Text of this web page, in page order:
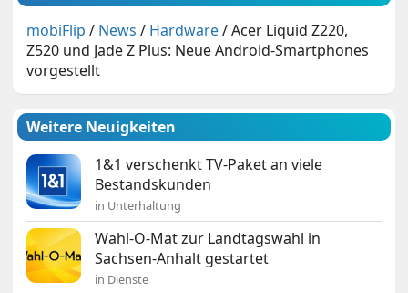
mobiFlip / News / Hardware/Acer Liquid Z220,
Z520 und Jade Z Plus: Neue Android-Smartphones
vorgestellt
Weitere Neuigkeiten
1&1 verschenkt TV-Paket an viele
Bestandskunden
in Unterhaltung
Wahl-O-Mat zur Landtagswahl in
Sachsen-Anhalt gestartet
in Dienste